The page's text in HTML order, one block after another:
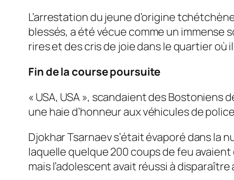
L’arrestation du jeune d’origine
blessés, a été vécue comme un immense
rires et des cris de joie dans le quartier où
Fin de la course poursuite
« USA, USA », scandaient des
une haie d’honneur aux véhicules de
Djokhar Tsarnaev s’était évaporé dans la
laquelle quelque 200 coups de feu
mais l’adolescent avait réussi à